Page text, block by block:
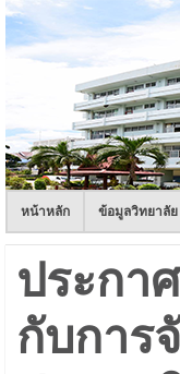
หน้าหลัก ข้อมูลวิทยาลัย
ประกา
กับการ